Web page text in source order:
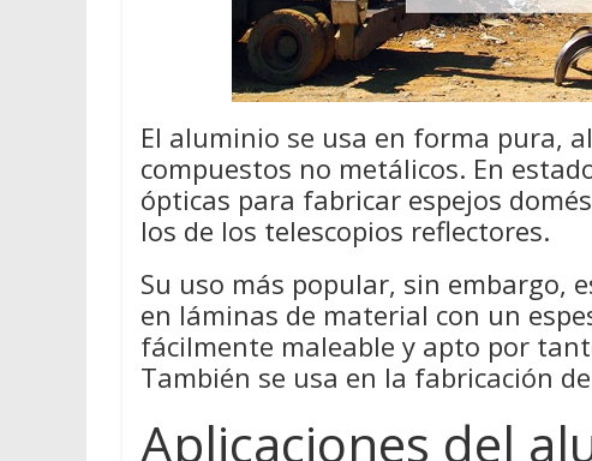
El aluminio se usa en forma pura,
compuestos no metálicos. En
ópticas para fabricar espejos
los de los telescopios reflectores.
Su uso más popular, sin embargo,
en láminas de material con un
fácilmente maleable y apto por
También se usa en la fabricación
Aplicaciones del